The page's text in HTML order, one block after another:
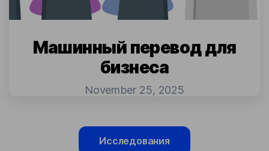
Машинный перевод для
бизнеса
November 25, 2025
Исследования